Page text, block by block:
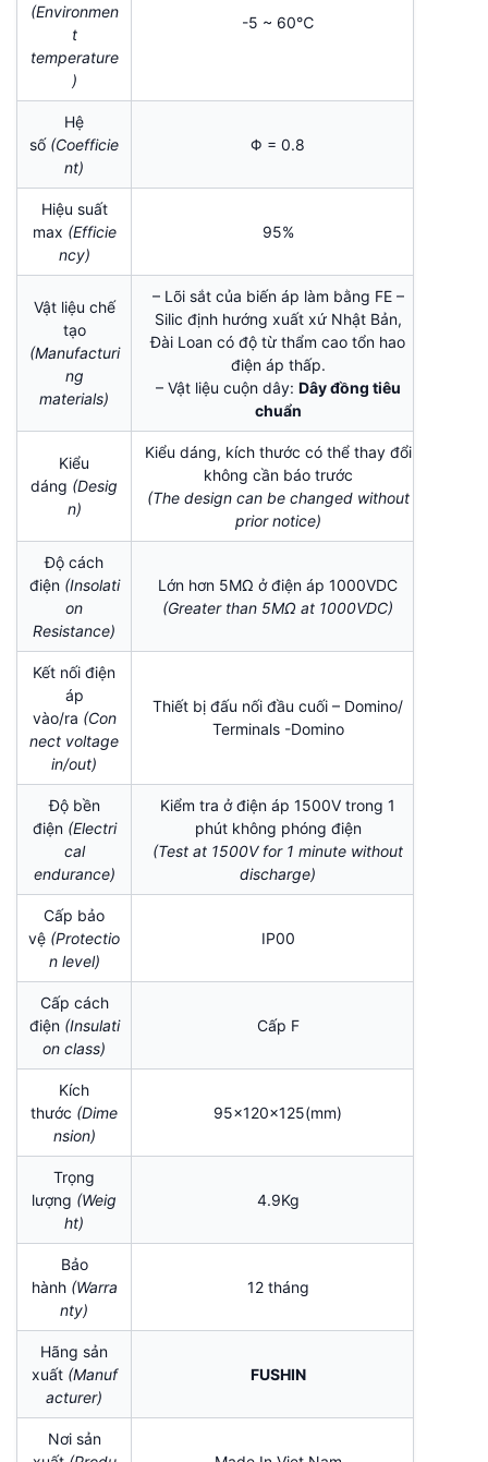
(Environmen
t
temperature
)
-5 ~ 60℃
Hệ
số (Coefficie
nt)
Φ = 0.8
Hiệu suất
max (Efficie
ncy)
95%
Vật liệu chế
tạo
(Manufacturi
ng
materials)
– Lõi sắt của biến áp làm bằng FE –
Silic định hướng xuất xứ Nhật Bản,
Đài Loan có độ từ thẩm cao tổn hao
điện áp thấp.
– Vật liệu cuộn dây: Dây đồng tiêu
chuẩn
Kiểu
dáng (Desig
n)
Kiểu dáng, kích thước có thể thay đổi
không cần báo trước
(The design can be changed without
prior notice)
Độ cách
điện (Insolati
on
Resistance)
Lớn hơn 5MΩ ở điện áp 1000VDC
(Greater than 5MΩ at 1000VDC)
Kết nối điện
áp
vào/ra (Con
nect voltage
in/out)
Thiết bị đấu nối đầu cuối – Domino/
Terminals -Domino
Độ bền
điện (Electri
cal
endurance)
Kiểm tra ở điện áp 1500V trong 1
phút không phóng điện
(Test at 1500V for 1 minute without
discharge)
Cấp bảo
vệ (Protectio
n level)
IP00
Cấp cách
điện (Insulati
on class)
Cấp F
Kích
thước (Dime
nsion)
95x120x125(mm)
Trọng
lượng (Weig
ht)
4.9Kg
Bảo
hành (Warra
nty)
12 tháng
Hãng sản
xuất (Manuf
acturer)
FUSHIN
Nơi sản